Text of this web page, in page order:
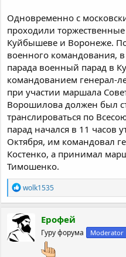
Одновременно с
проходили
Куйбышеве и Воронеже.
военного командования,
парада военный парад в
командованием генерал-
при участии маршала
Ворошилова должен был
транслироваться по
парад начался в 11 часов
Октября, им командовал
Костенко, а принимал
Тимошенко.
Р
е
а
к
ц
и
wolk1535
Ерофей
Гуру форума Moderator